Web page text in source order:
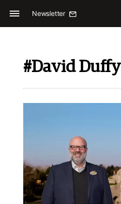
Newsletter
#David Duffy